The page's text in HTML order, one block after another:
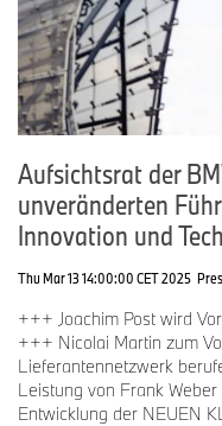
Aufsichtsrat der
unveränderten
Innovation und
Thu Mar 13 14:00:00 CET 2025
+++ Joachim Post wird
+++ Nicolai Martin zum
Lieferantennetzwerk
Leistung von Frank
Entwicklung der NEUEN